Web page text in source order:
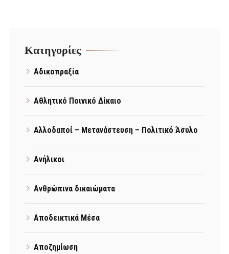
Kατηγορίες
Αδικοπραξία
Αθλητικό Ποινικό Δίκαιο
Αλλοδαποί – Μετανάστευση – Πολιτικό Άσυλο
Ανήλικοι
Ανθρώπινα δικαιώματα
Αποδεικτικά Μέσα
Αποζημίωση